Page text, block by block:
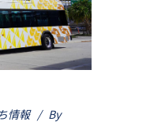
情報
By